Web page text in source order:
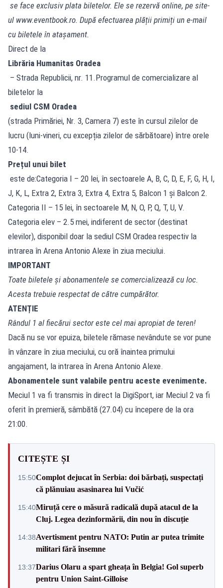
se face exclusiv plata biletelor. Ele se rezervă online, pe site-
ul www.eventbook.ro. După efectuarea plății primiți un e-mail
cu biletele în atașament.
Direct de la
Librăria Humanitas Oradea
– Strada Republicii, nr. 11.Programul de comercializare al
biletelor la
sediul CSM Oradea
(strada Primăriei, Nr. 3, Camera 7) este în cursul zilelor de
lucru (luni-vineri, cu excepția zilelor de sărbătoare) între orele
10-14.
Prețul unui bilet
este de:Categoria I – 20 lei, în sectoarele A, B, C, D, E, F, G, H, I,
J, K, L, Extra 2, Extra 3, Extra 4, Extra 5, Balcon 1 și Balcon 2.
Categoria II – 15 lei, în sectoarele M, N, O, P, Q, T, U, V.
Categoria elev – 2.5 mei, indiferent de sector (destinat
elevilor), disponibil doar la sediul CSM Oradea respectiv la
intrarea în Arena Antonio Alexe în ziua meciului.
IMPORTANT
Toate biletele și abonamentele se comercializează cu loc.
Acesta trebuie respectat de către cumpărător.
ATENȚIE
Rândul 1 al fiecărui sector este cel mai apropiat de teren!
Dacă nu se vor epuiza, biletele rămase nevândute se vor pune
în vânzare în ziua meciului, cu oră înaintea primului
angajament, la intrarea în Arena Antonio Alexe.
Abonamentele sunt valabile pentru aceste evenimente.
Meciul 1 va fi transmis în direct la DigiSport, iar Meciul 2 va fi
oferit în premieră, sâmbătă (27.04) cu începere de la ora
21:00.
CITEȘTE ȘI
15:50Complot dejucat în Serbia: doi bărbați, suspectați
că plănuiau asasinarea lui Vučić
15:40Miruță cere o măsură radicală după atacul de la
Cluj. Legea dezinformării, din nou în discuție
14:38Avertisment pentru NATO: Putin ar putea trimite
militari fără însemne
13:37Darius Olaru a spart gheața în Belgia! Gol superb
pentru Union Saint-Gilloise